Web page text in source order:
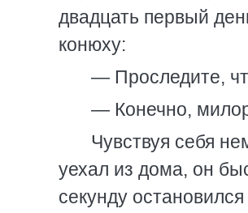
двадцать первый
конюху:
— Проследите,
— Конечно,
Чувствуя себя
уехал из дома, он
секунду